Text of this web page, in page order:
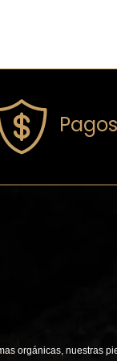
Pagos
orgánicas, nuestras